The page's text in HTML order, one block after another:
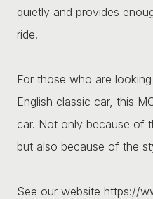
quietly and provides
ride.
For those who are
English classic car, this
car. Not only because of
but also because of the
See our website https://